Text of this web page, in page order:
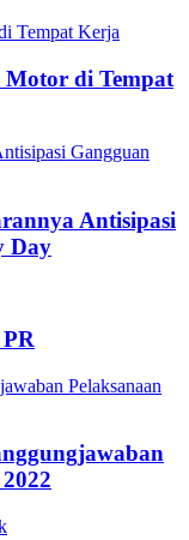
Motor di Tempat
Antisipasi
Day